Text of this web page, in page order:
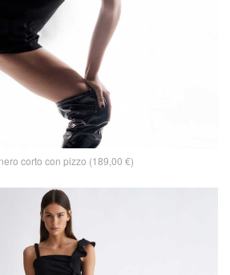
corto con pizzo (189,00 €)